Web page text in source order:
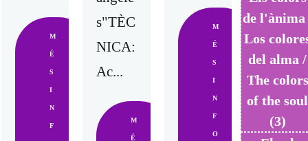
M
É
S
I
N
F
s"TÈC
NICA:
Ac...
M
É
M
É
S
I
N
F
O
de l'ànima
Los
del alma /
The colors
of the soul
(3)